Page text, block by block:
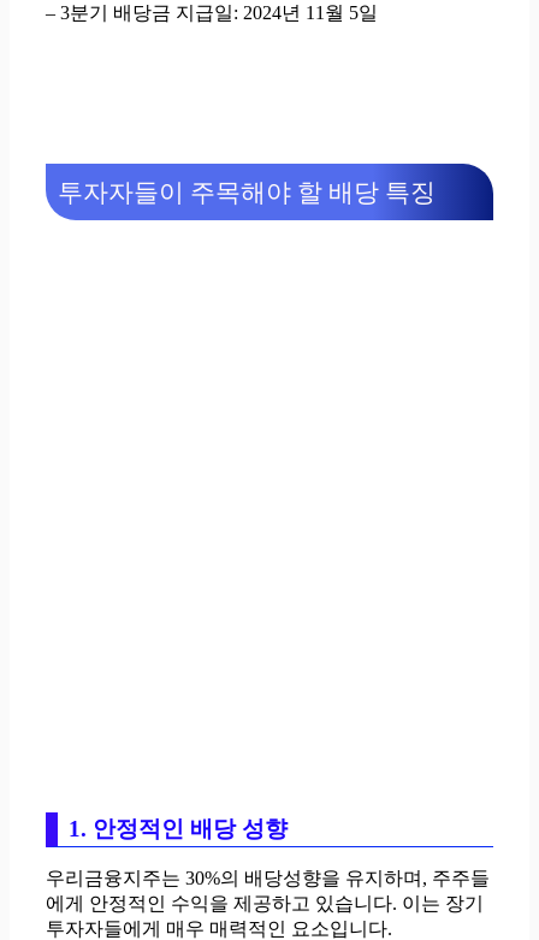
– 3분기 배당금 지급일: 2024년 11월 5일
투자자들이 주목해야 할 배당 특징
1. 안정적인 배당 성향
우리금융지주는 30%의 배당성향을 유지하며, 주주들
에게 안정적인 수익을 제공하고 있습니다. 이는 장기
투자자들에게 매우 매력적인 요소입니다.